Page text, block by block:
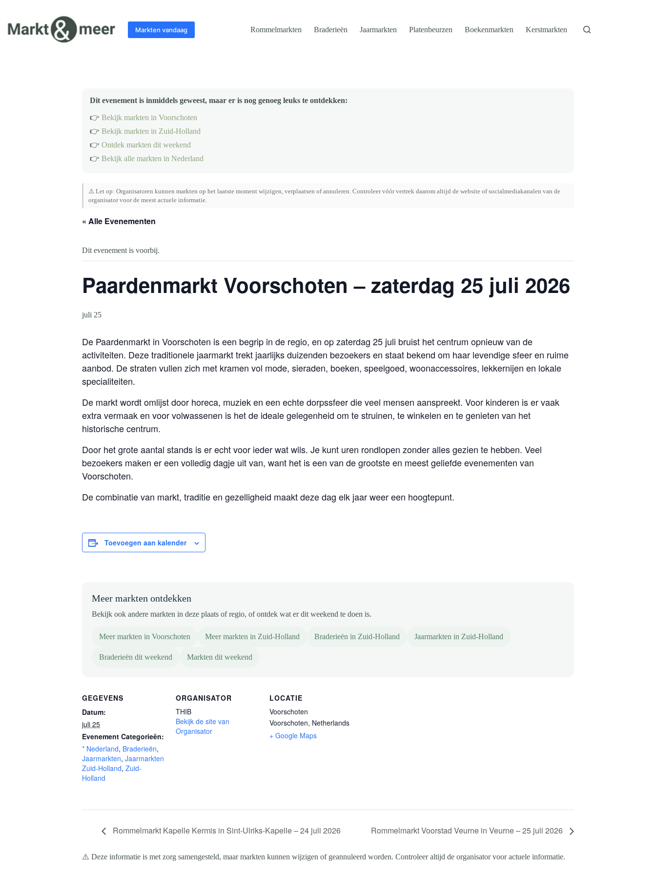
inhoud
Markten vandaag Rommelmarkten Braderieën Jaarmarkten Platenbeurzen Boekenmarkten Kerstmarkten
Dit evenement is inmiddels geweest, maar er is nog genoeg leuks te ontdekken:
👉 Bekijk markten in Voorschoten
👉 Bekijk markten in Zuid-Holland
👉 Ontdek markten dit weekend
👉 Bekijk alle markten in Nederland
⚠️ Let op: Organisatoren kunnen markten op het laatste moment wijzigen, verplaatsen of annuleren. Controleer vóór vertrek daarom altijd de website of socialmediakanalen van de
organisator voor de meest actuele informatie.
« Alle Evenementen
Dit evenement is voorbij.
Paardenmarkt Voorschoten – zaterdag 25 juli 2026
juli 25
De Paardenmarkt in Voorschoten is een begrip in de regio, en op zaterdag 25 juli bruist het centrum opnieuw van de
activiteiten. Deze traditionele jaarmarkt trekt jaarlijks duizenden bezoekers en staat bekend om haar levendige sfeer en ruime
aanbod. De straten vullen zich met kramen vol mode, sieraden, boeken, speelgoed, woonaccessoires, lekkernijen en lokale
specialiteiten.
De markt wordt omlijst door horeca, muziek en een echte dorpssfeer die veel mensen aanspreekt. Voor kinderen is er vaak
extra vermaak en voor volwassenen is het de ideale gelegenheid om te struinen, te winkelen en te genieten van het
historische centrum.
Door het grote aantal stands is er echt voor ieder wat wils. Je kunt uren rondlopen zonder alles gezien te hebben. Veel
bezoekers maken er een volledig dagje uit van, want het is een van de grootste en meest geliefde evenementen van
Voorschoten.
De combinatie van markt, traditie en gezelligheid maakt deze dag elk jaar weer een hoogtepunt.
Toevoegen aan kalender
Meer markten ontdekken
Bekijk ook andere markten in deze plaats of regio, of ontdek wat er dit weekend te doen is.
Meer markten in Voorschoten Meer markten in Zuid-Holland Braderieën in Zuid-Holland Jaarmarkten in Zuid-Holland
Braderieën dit weekend Markten dit weekend
GEGEVENS
Datum:
juli 25
Evenement Categorieën:
* Nederland, Braderieën,
Jaarmarkten, Jaarmarkten
Zuid-Holland, Zuid-
Holland
ORGANISATOR
THIB
Bekijk de site van
Organisator
LOCATIE
Voorschoten
Voorschoten, Netherlands
+ Google Maps
Rommelmarkt Kapelle Kermis in Sint-Ulriks-Kapelle – 24 juli 2026 Rommelmarkt Voorstad Veurne in Veurne – 25 juli 2026
⚠️ Deze informatie is met zorg samengesteld, maar markten kunnen wijzigen of geannuleerd worden. Controleer altijd de organisator voor actuele informatie.